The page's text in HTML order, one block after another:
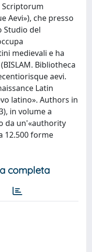
Scriptorum
Aevi»), che presso
Studio del
medievali e ha
Bibliotheca
aevi.
Latin
latino». Authors in
in volume a
da un'«authority
12.500 forme
completa